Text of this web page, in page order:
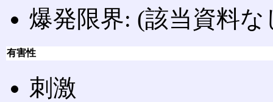
爆発限界: (該当資料な
有害性
刺激